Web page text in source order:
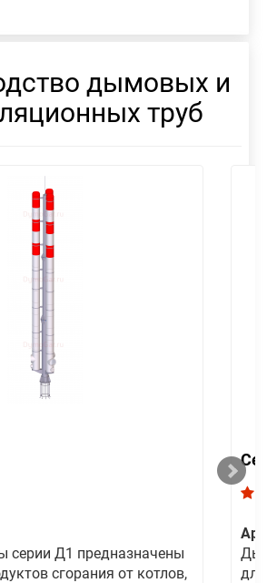
дымовых и
труб
серии Д1 предназначены
сгорания от котлов,